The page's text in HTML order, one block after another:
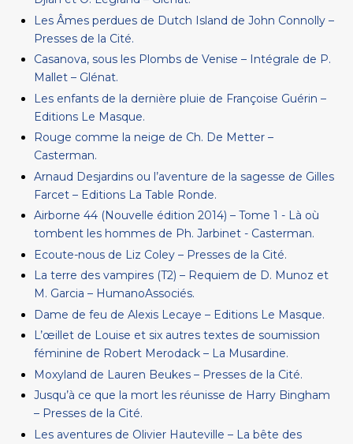
Les Âmes perdues de Dutch Island de John Connolly –
Presses de la Cité.
Casanova, sous les Plombs de Venise – Intégrale de P.
Mallet – Glénat.
Les enfants de la dernière pluie de Françoise Guérin –
Editions Le Masque.
Rouge comme la neige de Ch. De Metter –
Casterman.
Arnaud Desjardins ou l’aventure de la sagesse de Gilles
Farcet – Editions La Table Ronde.
Airborne 44 (Nouvelle édition 2014) – Tome 1 - Là où
tombent les hommes de Ph. Jarbinet - Casterman.
Ecoute-nous de Liz Coley – Presses de la Cité.
La terre des vampires (T2) – Requiem de D. Munoz et
M. Garcia – HumanoAssociés.
Dame de feu de Alexis Lecaye – Editions Le Masque.
L’œillet de Louise et six autres textes de soumission
féminine de Robert Merodack – La Musardine.
Moxyland de Lauren Beukes – Presses de la Cité.
Jusqu’à ce que la mort les réunisse de Harry Bingham
– Presses de la Cité.
Les aventures de Olivier Hauteville – La bête des